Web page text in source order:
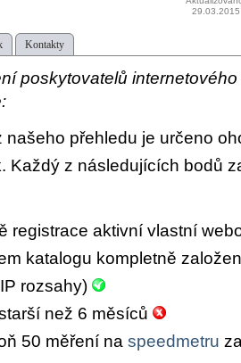
29.03.2015
Kontakty
poskytovatelů
našeho přehledu je určeno
Každý z následujících bodů
registrace aktivní vlastní
katalogu kompletně
rozsahy)
než 6 měsíců
50 měření na speedmetru